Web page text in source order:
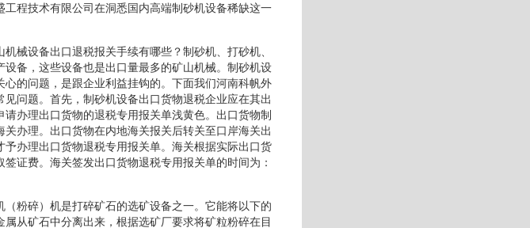
程技术有限公司在洞悉国内高端制砂机设备稀缺这一
械设备出口退税报关手续有哪些？制砂机、打砂机、
备，这些设备也是出口量最多的矿山机械。制砂机设
的问题，是跟企业利益挂钩的。下面我们河南科帆外
问题。首先，制砂机设备出口货物退税企业应在其出
办理出口货物的退税专用报关单浅黄色。出口货物制
办理。出口货物在内地海关报关后转关至口岸海关出
办理出口货物退税专用报关单。海关根据实际出口货
证费。海关签发出口货物退税专用报关单的时间为：
粉碎）机是打碎矿石的选矿设备之一。它能将以下的
从矿石中分离出来，根据选矿厂要求将矿粒粉碎在目